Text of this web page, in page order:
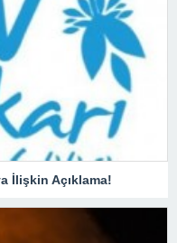
İlişkin Açıklama!